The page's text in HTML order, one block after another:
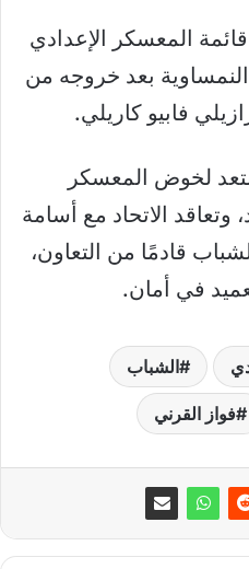
المعسكر الإعدادي
بعد خروجه من
فابيو كاريلي.
لخوض المعسكر
التحضيري للموسم الجديد، وتعاقد ‏‎الاتحاد مع أسامة
قادمًا من التعاون،
في أمان.
الشباب
فواز القرني